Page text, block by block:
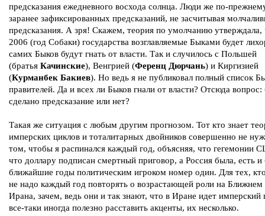
предсказания ежедневного восхода солнца. Люди же по-
заранее зафиксированных предсказаний, не засчитывая
предсказания. А зря! Скажем, теория по умолчанию утверждала,
2006 (год Собаки) государства возглавляемые Быками будет
самих Быков будут гнать от власти. Так и случилось с Польшей
(братья Качинские), Венгрией (Ференц Дюрчань) и Киргизией
(Курманбек Бакиев). Но ведь я не публиковал полный список
правителей. Да и всех ли Быков гнали от власти? Отсюда
сделано предсказание или нет?
Такая же ситуация с любым другим прогнозом. Тот кто знает
имперских циклов и тоталитарных двойников совершенно не
том, чтобы я распинался каждый год, объясняя, что гегемонии
что доллару подписан смертный приговор, а Россия была, есть и
ближайшие годы политическим игроком номер один. Для тех,
не надо каждый год повторять о возрастающей роли на Ближнем
Ирана, зачем, ведь они и так знают, что в Иране идет имперский
все-таки иногда полезно расставить акценты, их несколько.